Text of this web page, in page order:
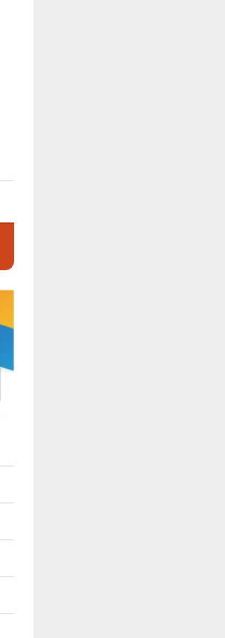
BNN RI Kunjungi